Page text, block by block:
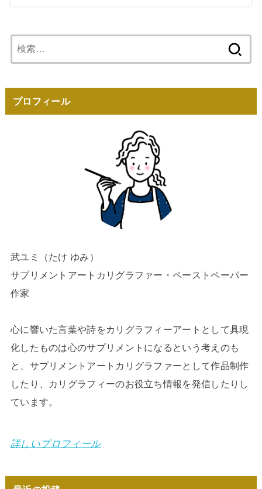
索:
プロフィール
武ユミ（たけ ゆみ）
サプリメントアートカリグラファー・ペーストペーパー
作家
心に響いた言葉や詩をカリグラフィーアートとして具現
化したものは心のサプリメントになるという考えのも
と、サプリメントアートカリグラファーとして作品制作
したり、カリグラフィーのお役立ち情報を発信したりし
ています。
詳しいプロフィール